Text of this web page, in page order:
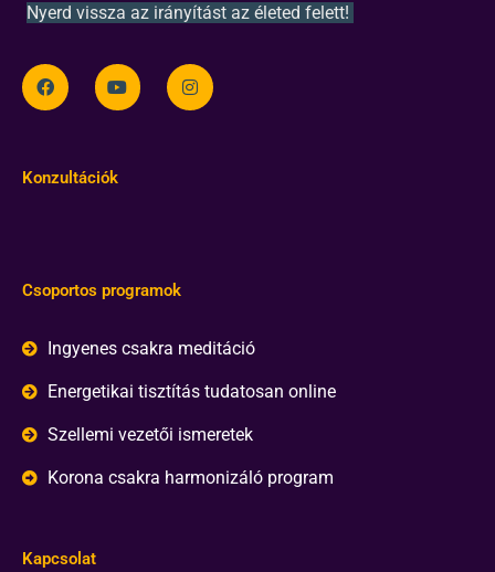
Nyerd vissza az irányítást az életed felett!
Konzultációk
Csoportos programok
Ingyenes csakra meditáció
Energetikai tisztítás tudatosan online
Szellemi vezetői ismeretek
Korona csakra harmonizáló program
Kapcsolat